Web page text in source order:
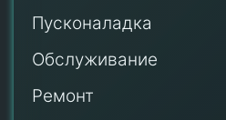
Пусконаладка
Обслуживание
Ремонт